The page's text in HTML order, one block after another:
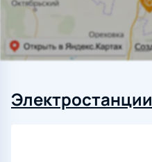
Электростанции